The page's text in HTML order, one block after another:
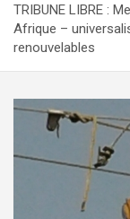
TRIBUNE LIBRE :
Afrique –
renouvelables